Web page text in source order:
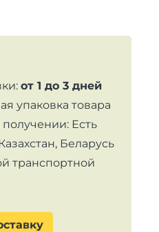
от 1 до 3 дней
упаковка товара
Есть
Беларусь
транспортной